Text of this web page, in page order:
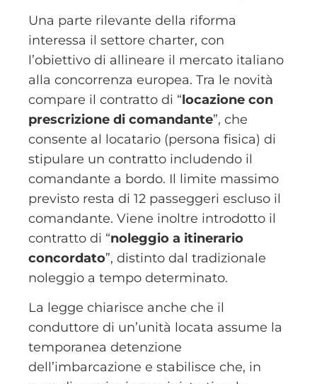
Una parte rilevante della riforma
interessa il settore charter, con
l’obiettivo di allineare il mercato italiano
alla concorrenza europea. Tra le novità
compare il contratto di “locazione con
prescrizione di comandante”, che
consente al locatario (persona fisica) di
stipulare un contratto includendo il
comandante a bordo. Il limite massimo
previsto resta di 12 passeggeri escluso il
comandante. Viene inoltre introdotto il
contratto di “noleggio a itinerario
concordato”, distinto dal tradizionale
noleggio a tempo determinato.
La legge chiarisce anche che il
conduttore di un’unità locata assume la
temporanea detenzione
dell’imbarcazione e stabilisce che, in